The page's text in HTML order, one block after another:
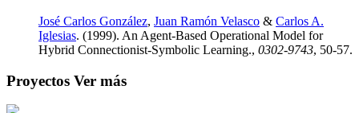
José Carlos González, Juan Ramón Velasco & Carlos A.
Iglesias. (1999). An Agent-Based Operational Model for
Hybrid Connectionist-Symbolic Learning., 0302-9743, 50-57.
Proyectos Ver más